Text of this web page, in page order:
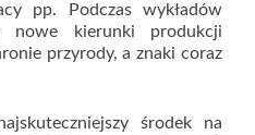
pp. Podczas wykładów
nowe kierunki produkcji
przyrody, a znaki coraz
środek na